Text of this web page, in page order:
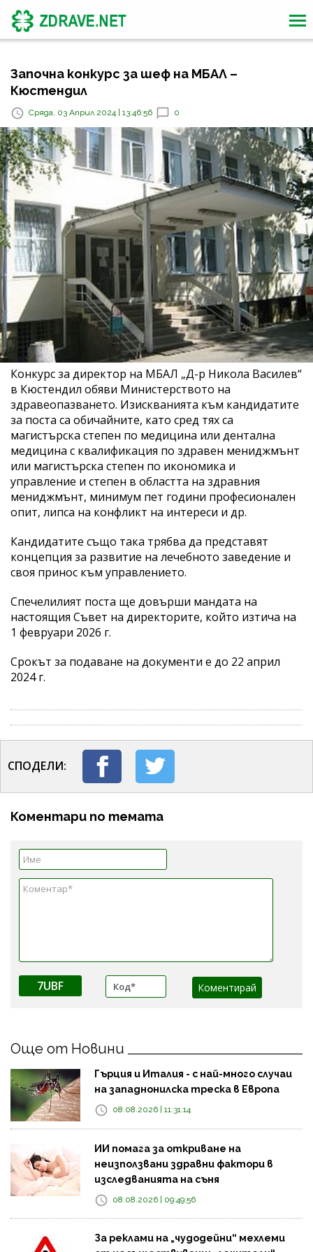
Започна конкурс за шеф на МБАЛ –
Кюстендил
Сряда, 03 Април 2024 | 13:46:56 0
Конкурс за директор на МБАЛ „Д-р Никола Василев“
в Кюстендил обяви Министерството на
здравеопазването. Изискванията към кандидатите
за поста са обичайните, като сред тях са
магистърска степен по медицина или дентална
медицина с квалификация по здравен мениджмънт
или магистърска степен по икономика и
управление и степен в областта на здравния
мениджмънт, минимум пет години професионален
опит, липса на конфликт на интереси и др.
Кандидатите също така трябва да представят
концепция за развитие на лечебното заведение и
своя принос към управлението.
Спечелилият поста ще довърши мандата на
настоящия Съвет на директорите, който изтича на
1 февруари 2026 г.
Срокът за подаване на документи е до 22 април
2024 г.
СПОДЕЛИ:
Коментари по темата
7UBF
Още от Новини
Гърция и Италия - с най-много случаи
на западнонилска треска в Европа
08.08.2026 | 11:31:14
ИИ помага за откриване на
неизползвани здравни фактори в
изследванията на съня
08.08.2026 | 09:49:56
За реклами на „чудодейни“ мехлеми